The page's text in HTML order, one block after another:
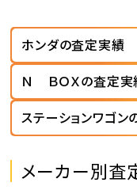
ホンダの査定実績
Ｎ ＢＯＸの査定実
ステーションワゴン
メーカー別査